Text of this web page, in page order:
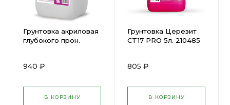
Грунтовка акриловая
глубокого прон.
940 ₽
В КОРЗИНУ
Грунтовка Церезит
CT17 PRO 5л. 210485
805 ₽
В КОРЗИНУ